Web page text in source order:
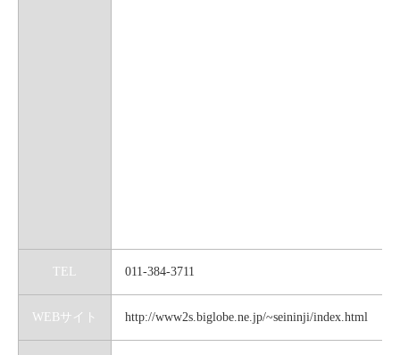
TEL 011-384-3711
WEBサイト http://www2s.biglobe.ne.jp/~seininji/index.html